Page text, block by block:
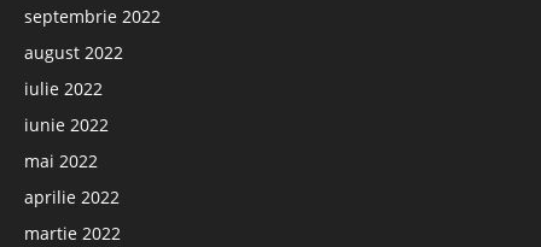
septembrie 2022
august 2022
iulie 2022
iunie 2022
mai 2022
aprilie 2022
martie 2022